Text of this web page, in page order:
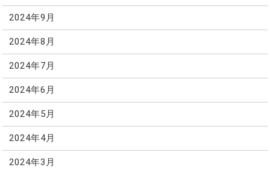
2024年9月
2024年8月
2024年7月
2024年6月
2024年5月
2024年4月
2024年3月